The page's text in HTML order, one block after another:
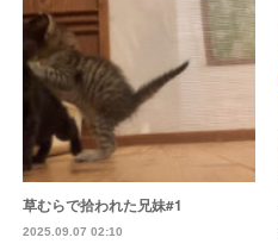
草むらで拾われた兄妹#1
2025.09.07 02:10